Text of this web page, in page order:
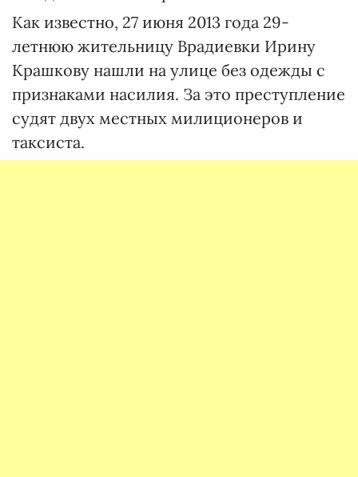
Как известно, 27 июня 2013 года 29-
летнюю жительницу Врадиевки Ирину
Крашкову нашли на улице без одежды с
признаками насилия. За это преступление
судят двух местных милиционеров и
таксиста.